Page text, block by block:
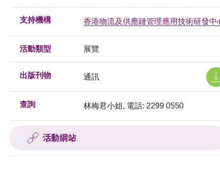
支持機構 香港物流及供應鏈管理應用技術研發中
活動類型 展覽
出版刊物 通訊
查詢 林梅君小姐, 電話: 2299 0550
活動網站